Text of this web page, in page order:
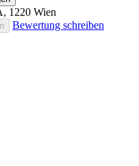
1220 Wien
Bewertung schreiben